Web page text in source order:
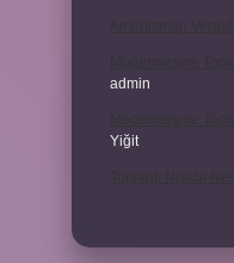
admin
Yiğit